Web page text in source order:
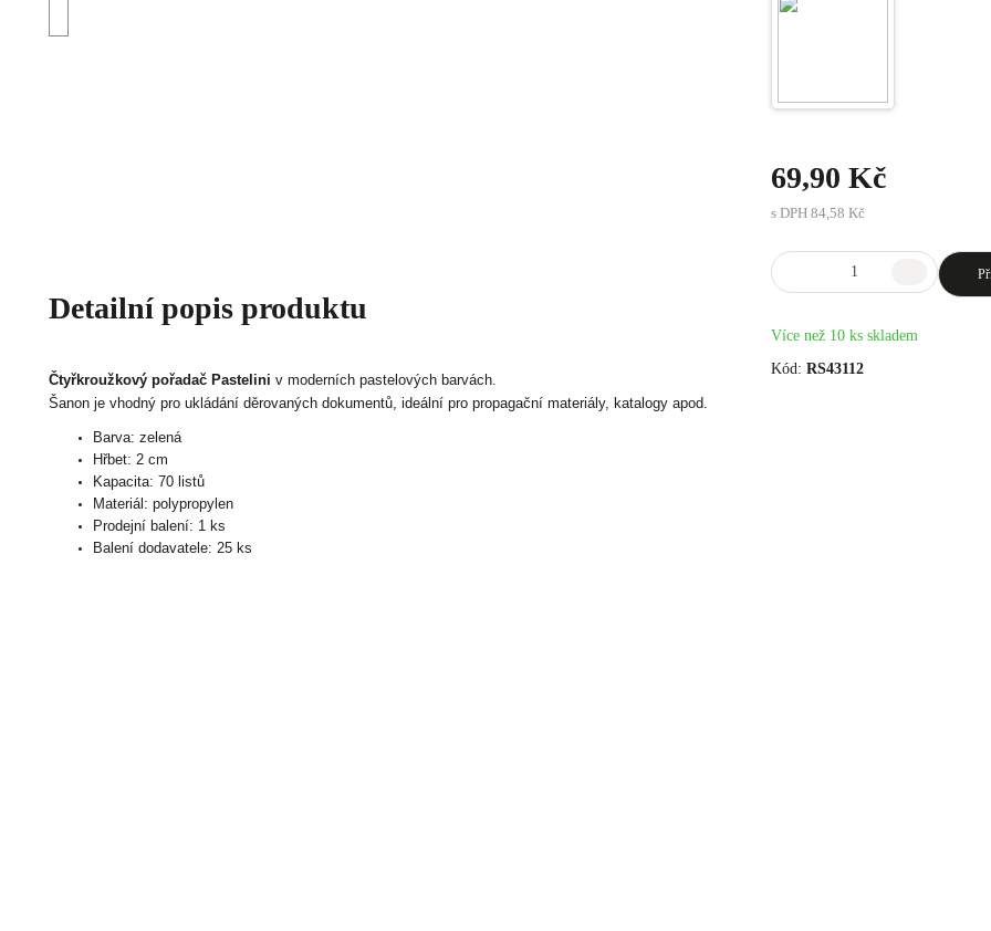
Detailní popis produktu
Čtyřkroužkový pořadač Pastelini v moderních pastelových barvách.
Šanon je vhodný pro ukládání děrovaných dokumentů, ideální pro propagační materiály, katalogy apod.
Barva: zelená
Hřbet: 2 cm
Kapacita: 70 listů
Materiál: polypropylen
Prodejní balení: 1 ks
Balení dodavatele: 25 ks
69,90 Kč
s DPH 84,58 Kč
Více než 10 ks skladem
Kód: RS43112